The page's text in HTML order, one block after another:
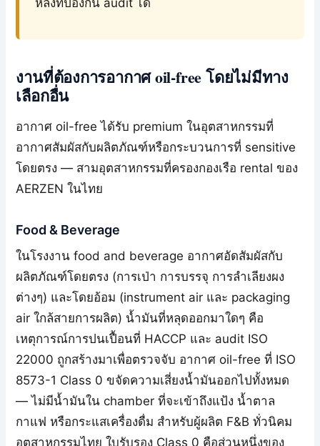
งานที่ต้องการอากาศ oil-free โดยไม่มีทาง
เลือกอื่น
อากาศ oil-free ได้รับ premium ในอุตสาหกรรมที่
อากาศสัมผัสกับผลิตภัณฑ์หรือกระบวนการที่ sensitive
โดยตรง — สามอุตสาหกรรมที่ครองกองเรือ rental ของ
AERZEN ในไทย
Food & Beverage
ในโรงงาน food and beverage อากาศอัดสัมผัสกับ
ผลิตภัณฑ์โดยตรง (การเป่า การบรรจุ การลำเลียงผง
ต่างๆ) และโดยอ้อม (instrument air และ packaging
air ใกล้สายการผลิต) น้ำมันที่หลุดออกมาใดๆ คือ
เหตุการณ์การปนเปื้อนที่ HACCP และ audit ISO
22000 ถูกสร้างมาเพื่อตรวจจับ อากาศ oil-free ที่ ISO
8573-1 Class 0 ขจัดความเสี่ยงน้ำมันออกไปทั้งหมด
— ไม่มีน้ำมันใน chamber ที่จะเข้าถึงแป้ง น้ำตาล
กาแฟ หรือกระแสเครื่องดื่ม สำหรับผู้ผลิต F&B ทั่วนิคม
อุตสาหกรรมไทย ใบรับรอง Class 0 คือส่วนหนึ่งของ